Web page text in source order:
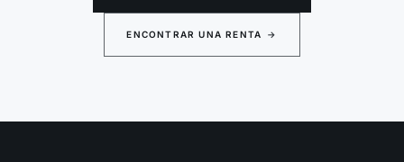
ENCONTRAR UNA RENTA →